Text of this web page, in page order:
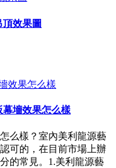
效果圖
墻效果怎么樣
么樣？室內美利龍源藝
可的，在目前市場上辦
的常見。1.美利龍源藝